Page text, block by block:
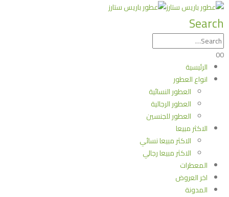
Search
00
الرئيسية
انواع العطور
العطور النسائية
العطور الرجالية
العطور للجنسين
الاكثر مبيعا
الاكثر مبيعا نسائي
الاكثر مبيعا رجالي
المعطرات
اخر العروض
المدونة